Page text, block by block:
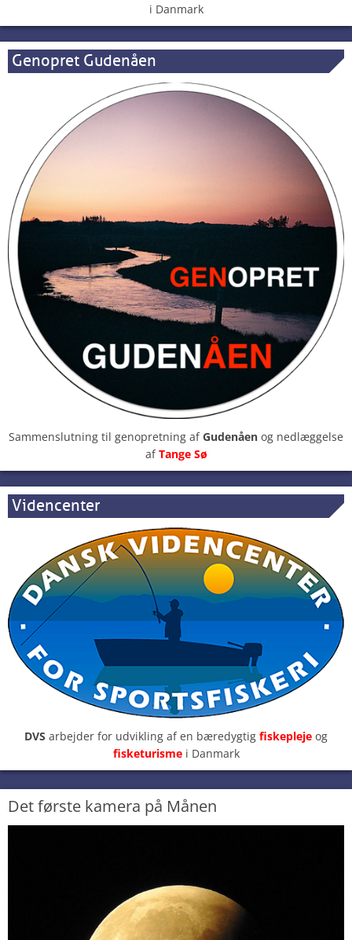
i Danmark
Genopret Gudenåen
Sammenslutning til genopretning afGudenåen og nedlæggelse
afTange Sø
Videncenter
DVS arbejder for udvikling af en bæredygtig fiskepleje og
fisketurisme i Danmark
Det første kamera på Månen